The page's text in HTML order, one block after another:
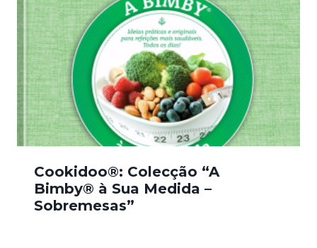
Cookidoo®: Colecção “A
Bimby® à Sua Medida –
Sobremesas”